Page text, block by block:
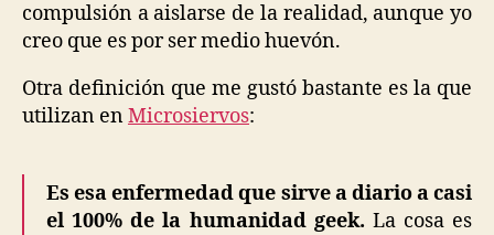
compulsión a aislarse de la realidad, aunque yo
creo que es por ser medio huevón.
Otra definición que me gustó bastante es la que
utilizan enMicrosiervos:
Es esa enfermedad que sirve a diario a casi
el 100% de la humanidad geek. La cosa es